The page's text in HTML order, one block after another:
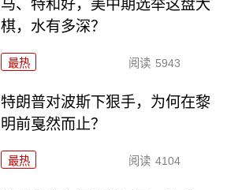
马、特和好，美中期选举这盘大
棋，水有多深？
最热 阅读 5943
特朗普对波斯下狠手，为何在黎
明前戛然而止？
最热 阅读 4104